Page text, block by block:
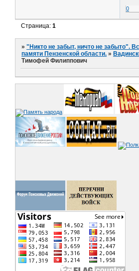
0
Страница:1
»"Никто не забыт, ничто не забыто".
памяти Пензенской области. »
Тимофей Филиппович